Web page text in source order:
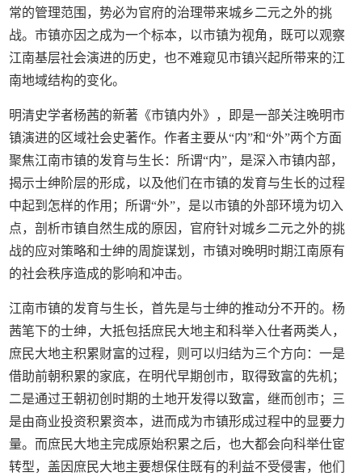
常的管理范围，势必为官府的治理带来城乡二元之外的挑
战。市镇亦因之成为一个标本，以市镇为视角，既可以观察
江南基层社会演进的历史，也不难窥见市镇兴起所带来的江
南地域结构的变化。
明清史学者杨茜的新著《市镇内外》，即是一部关注晚明市
镇演进的区域社会史著作。作者主要从“内”和“外”两个方面
聚焦江南市镇的发育与生长：所谓“内”，是深入市镇内部，
揭示士绅阶层的形成，以及他们在市镇的发育与生长的过程
中起到怎样的作用；所谓“外”，是以市镇的外部环境为切入
点，剖析市镇自然生成的原因，官府针对城乡二元之外的挑
战的应对策略和士绅的周旋谋划，市镇对晚明时期江南原有
的社会秩序造成的影响和冲击。
江南市镇的发育与生长，首先是与士绅的推动分不开的。杨
茜笔下的士绅，大抵包括庶民大地主和科举入仕者两类人，
庶民大地主积累财富的过程，则可以归结为三个方向：一是
借助前朝积累的家底，在明代早期创市，取得致富的先机；
二是通过王朝初创时期的土地开发得以致富，继而创市；三
是由商业投资积累资本，进而成为市镇形成过程中的显要力
量。而庶民大地主完成原始积累之后，也大都会向科举仕宦
转型，盖因庶民大地主要想保住既有的利益不受侵害，他们